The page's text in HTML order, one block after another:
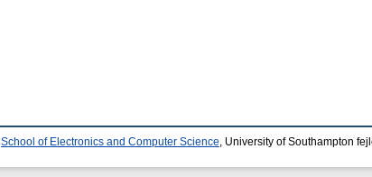
School of Electronics and Computer Science , University of Southampton